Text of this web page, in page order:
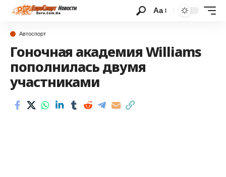
Аа
Автоспорт
Гоночная академия Williams
пополнилась двумя
участниками